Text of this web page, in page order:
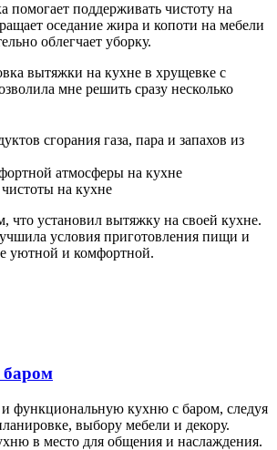
помогает поддерживать чистоту на
оседание жира и копоти на мебели
облегчает уборку.
вытяжки на кухне в хрущевке с
мне решить сразу несколько
сгорания газа, пара и запахов из
атмосферы на кухне
на кухне
что установил вытяжку на своей кухне.
условия приготовления пищи и
уютной и комфортной.
баром
функциональную кухню с баром, следуя
выбору мебели и декору.
в место для общения и наслаждения.